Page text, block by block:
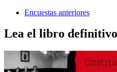
Encuestas anteriores
Lea el libro